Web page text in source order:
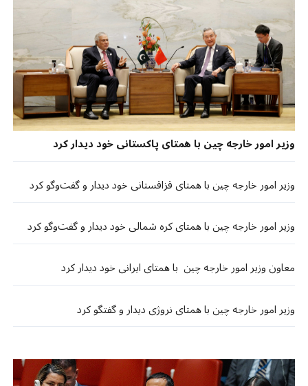
وزیر امور خارجه چین با همتای پاکستانی خود دیدار کرد
وزیر امور خارجه چین با همتای قزاقستانی خود دیدار و گفت‌وگو کرد
وزیر امور خارجه چین با همتای کره شمالی خود دیدار و گفت‌وگو کرد
معاون وزیر امور خارجه چین با همتای ایرانی خود دیدار کرد
وزیر امور خارجه چین با همتای نروژی دیدار و گفتگو کرد